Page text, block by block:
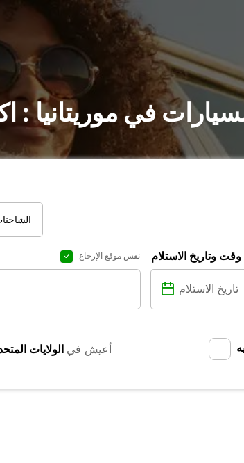
في موريتانيا
نفس موقع الإرجاع وقت وتاريخ الاستلام
أعيش في